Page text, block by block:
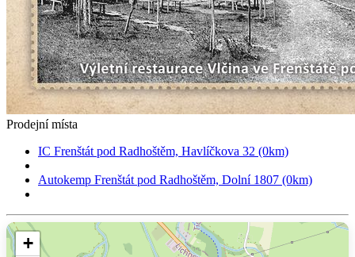
Prodejní místa
IC Frenštát pod Radhoštěm, Havlíčkova 32 (0km)
Autokemp Frenštát pod Radhoštěm, Dolní 1807 (0km)
+